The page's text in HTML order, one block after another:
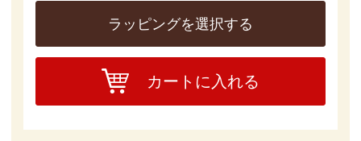
ラッピングを選択する
カートに入れる